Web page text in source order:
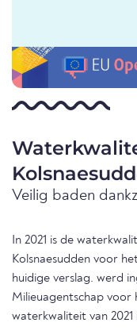
Veilig baden
In 2021 is de
Kolsnaesudden voor
huidige verslag. werd
Milieuagentschap voor
waterkwaliteit van 2021